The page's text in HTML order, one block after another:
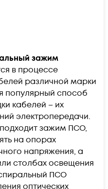
зажим
в процессе
различной марки
популярный способ
кабелей – их
электропередачи.
зажим ПСО,
на опорах
напряжения, а
столбах освещения
ПСО
оптических